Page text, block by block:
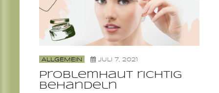
ALLGEMEIN JULI 7, 2021
Problemhaut richtig
behandeln